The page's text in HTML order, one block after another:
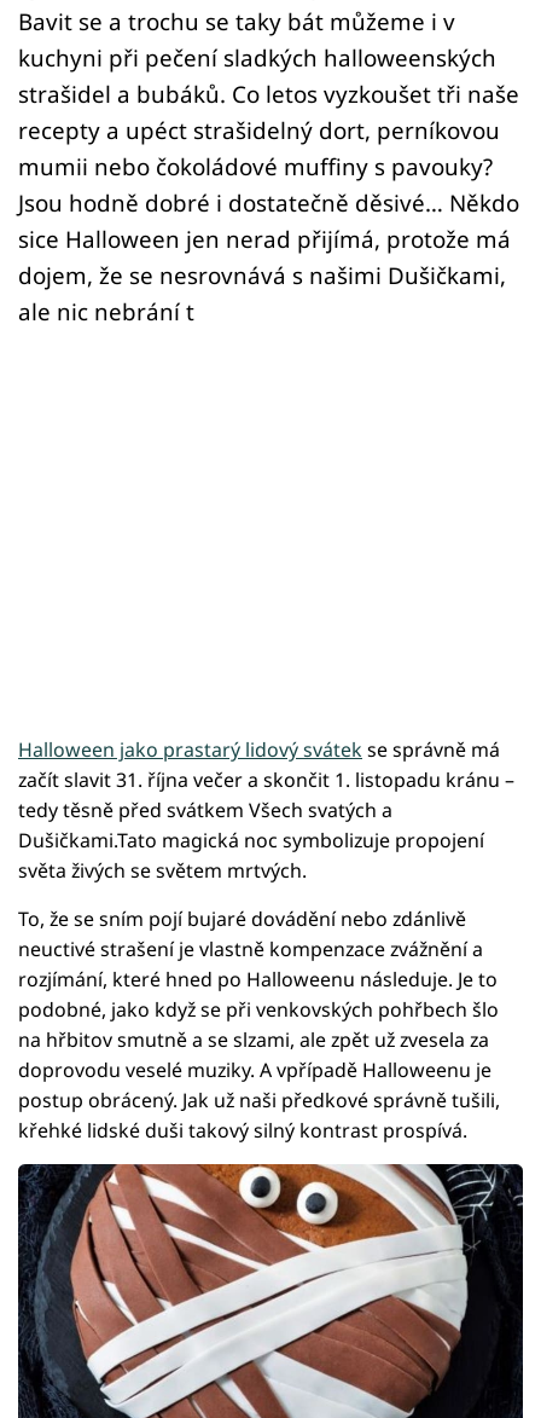
Bavit se a trochu se taky bát můžeme i v
kuchyni při pečení sladkých halloweenských
strašidel a bubáků. Co letos vyzkoušet tři naše
recepty a upéct strašidelný dort, perníkovou
mumii nebo čokoládové muffiny s pavouky?
Jsou hodně dobré i dostatečně děsivé… Někdo
sice Halloween jen nerad přijímá, protože má
dojem, že se nesrovnává s našimi Dušičkami,
ale nic nebrání t
Halloween jako prastarý lidový svátek se správně má
začít slavit 31. října večer a skončit 1. listopadu kránu –
tedy těsně před svátkem Všech svatých a
Dušičkami.Tato magická noc symbolizuje propojení
světa živých se světem mrtvých.
To, že se sním pojí bujaré dovádění nebo zdánlivě
neuctivé strašení je vlastně kompenzace zvážnění a
rozjímání, které hned po Halloweenu následuje. Je to
podobné, jako když se při venkovských pohřbech šlo
na hřbitov smutně a se slzami, ale zpět už zvesela za
doprovodu veselé muziky. A vpřípadě Halloweenu je
postup obrácený. Jak už naši předkové správně tušili,
křehké lidské duši takový silný kontrast prospívá.